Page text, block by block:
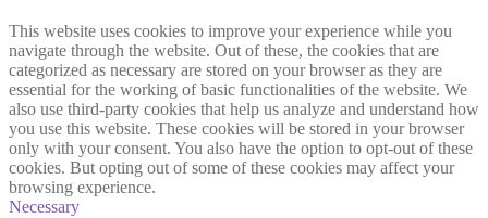
This website uses cookies to improve your experience while you
navigate through the website. Out of these, the cookies that are
categorized as necessary are stored on your browser as they are
essential for the working of basic functionalities of the website. We
also use third-party cookies that help us analyze and understand how
you use this website. These cookies will be stored in your browser
only with your consent. You also have the option to opt-out of these
cookies. But opting out of some of these cookies may affect your
browsing experience.
Necessary